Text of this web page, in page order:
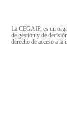
La CEGAIP, es un
de gestión y de
derecho de acceso a la